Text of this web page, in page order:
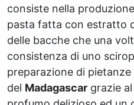
consiste nella
pasta fatta con estratto
delle bacche che una
consistenza di uno
preparazione di
del Madagascar grazie